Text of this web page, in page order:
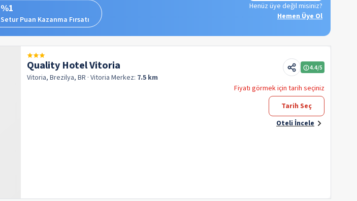
%1
Setur Puan Kazanma Fırsatı
Henüz üye değil misiniz?
Hemen Üye Ol
Quality Hotel Vitoria
Vitoria, Brezilya, BR · Vitoria Merkez: 7.5 km
4.4/5
Fiyatı görmek için tarih seçiniz
Tarih Seç
Oteli İncele